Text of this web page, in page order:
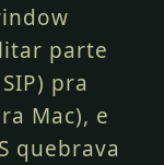
parte
pra
Mac), e
quebrava